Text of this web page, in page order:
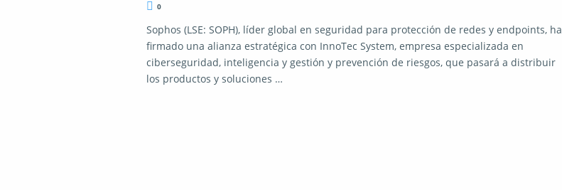
0
Sophos (LSE: SOPH), líder global en seguridad para protección de redes y endpoints, ha
firmado una alianza estratégica con InnoTec System, empresa especializada en
ciberseguridad, inteligencia y gestión y prevención de riesgos, que pasará a distribuir
los productos y soluciones …